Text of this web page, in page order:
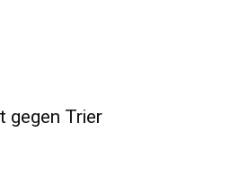
gegen Trier